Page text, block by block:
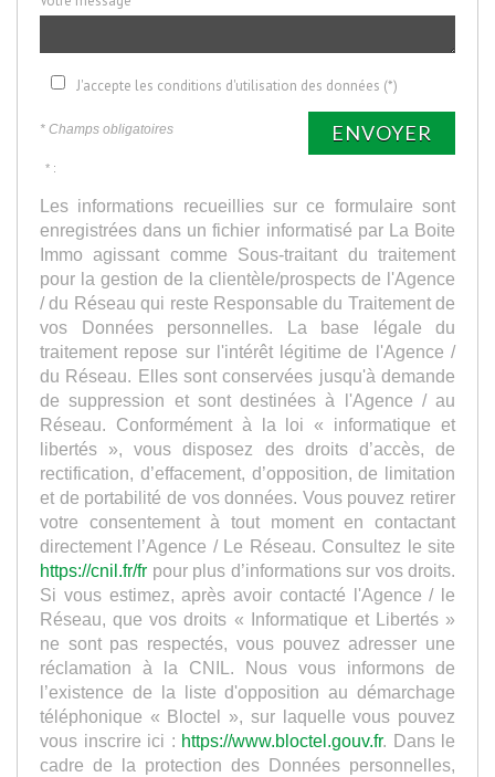
J'accepte les conditions d'utilisation des données (*)
* Champs obligatoires ENVOYER
* :
Les informations recueillies sur ce formulaire sont
enregistrées dans un fichier informatisé par La Boite
Immo agissant comme Sous-traitant du traitement
pour la gestion de la clientèle/prospects de l'Agence
/ du Réseau qui reste Responsable du Traitement de
vos Données personnelles. La base légale du
traitement repose sur l'intérêt légitime de l'Agence /
du Réseau. Elles sont conservées jusqu'à demande
de suppression et sont destinées à l'Agence / au
Réseau. Conformément à la loi « informatique et
libertés », vous disposez des droits d’accès, de
rectification, d’effacement, d’opposition, de limitation
et de portabilité de vos données. Vous pouvez retirer
votre consentement à tout moment en contactant
directement l’Agence / Le Réseau. Consultez le site
https://cnil.fr/fr pour plus d’informations sur vos droits.
Si vous estimez, après avoir contacté l'Agence / le
Réseau, que vos droits « Informatique et Libertés »
ne sont pas respectés, vous pouvez adresser une
réclamation à la CNIL. Nous vous informons de
l’existence de la liste d'opposition au démarchage
téléphonique « Bloctel », sur laquelle vous pouvez
vous inscrire ici : https://www.bloctel.gouv.fr. Dans le
cadre de la protection des Données personnelles,